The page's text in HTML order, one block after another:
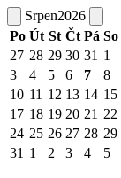
Srpen2026
Po Út St Čt Pá So
27 28 29 30 31 1
3
4 5 6 7 8
10 11 12 13 14 15
17 18 19 20 21 22
24 25 26 27 28 29
31 1 2 3 4 5